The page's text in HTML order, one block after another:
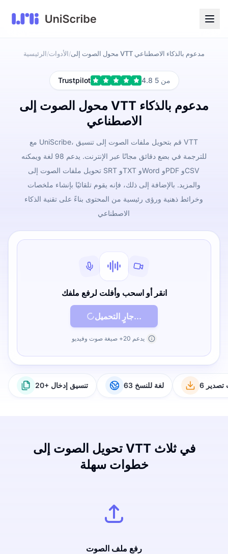
الرئيسية/الأدوات/ محول الصوت إلى VTT مدعوم بالذكاء الاصطناعي
Trustpilot 4.8 من 5
محول الصوت إلى VTT مدعوم بالذكاء
الاصطناعي
مع UniScribe، قم بتحويل ملفات الصوت إلى تنسيق VTT
للترجمة في بضع دقائق مجانًا عبر الإنترنت. يدعم 98 لغة ويمكنه
تحويل ملفات الصوت إلى SRT وTXT وWord وPDF وCSV
والمزيد. بالإضافة إلى ذلك، فإنه يقوم تلقائيًا بإنشاء ملخصات
وخرائط ذهنية ورؤى رئيسية من المحتوى بناءً على تقنية الذكاء
الاصطناعي
انقر أو اسحب وأفلت لرفع ملفك
جارٍ التحميل...
يدعم 20+ صيغة صوت وفيديو
20+ تنسيق إدخال 63 لغة للنسخ تصدير
تحويل الصوت إلى VTT في ثلاث
خطوات سهلة
رفع ملف الصوت